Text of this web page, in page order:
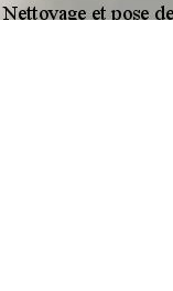
endommagées. En effet,
proposer des prix très
La réparation de